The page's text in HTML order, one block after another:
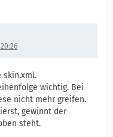
skin.xml.
wichtig. Bei
nicht mehr greifen.
gewinnt der
steht.